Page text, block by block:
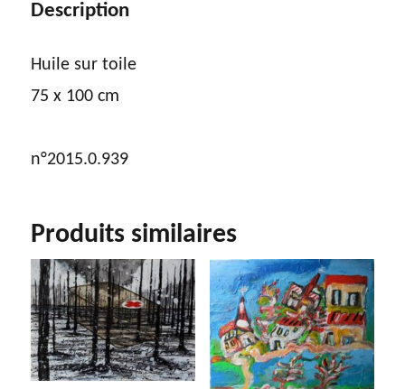
Description
Huile sur toile
75 x 100 cm
n°2015.0.939
Produits similaires